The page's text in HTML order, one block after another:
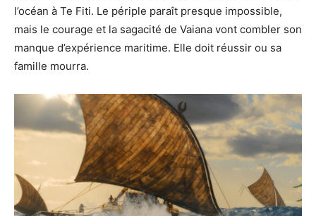
l’océan à Te Fiti. Le périple paraît presque impossible,
mais le courage et la sagacité de Vaiana vont combler son
manque d’expérience maritime. Elle doit réussir ou sa
famille mourra.